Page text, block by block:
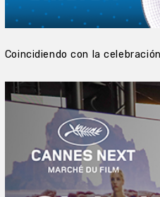
Coincidiendo con la